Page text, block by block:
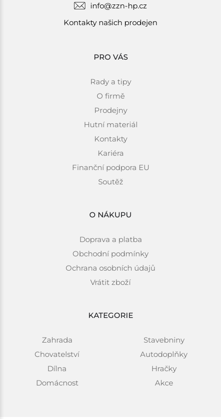
info@zzn-hp.cz
Kontakty našich prodejen
PRO VÁS
Rady a tipy
O firmě
Prodejny
Hutní materiál
Kontakty
Kariéra
Finanční podpora EU
Soutěž
O NÁKUPU
Doprava a platba
Obchodní podmínky
Ochrana osobních údajů
Vrátit zboží
KATEGORIE
Zahrada
Chovatelství
Dílna
Domácnost
Stavebniny
Autodoplňky
Hračky
Akce